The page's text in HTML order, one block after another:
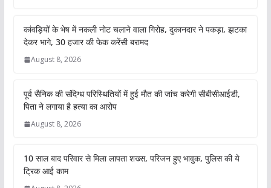
कांवड़ियों के भेष में नकली नोट चलाने वाला गिरोह, दुकानदार ने पकड़ा, झटका
देकर भागे, 30 हजार की फेक करेंसी बरामद
August 8, 2026
पूर्व सैनिक की संदिग्ध परिस्थितियों में हुई मौत की जांच करेगी सीबीसीआईडी,
पिता ने लगाया है हत्या का आरोप
August 8, 2026
10 साल बाद परिवार से मिला लापता शख्स, परिजन हुए भावुक, पुलिस की ये
ट्रिक आई काम